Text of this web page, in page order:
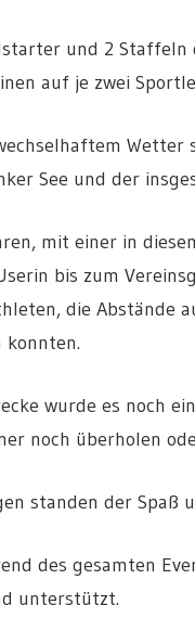
und 2
auf je zwei
See und der
mit einer in
bis zum
die Abstände
konnten.
wurde es noch
noch überholen
standen der Spaß
des gesamten
unterstützt.